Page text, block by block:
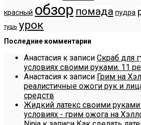
красный обзор помада пудра
тушь урок
Последние комментарии
Анастасия к записи Скраб для
условиях своими руками. 11
Анастасия к записи Грим на
реалистичные ожоги рук и
средств
Жидкий латекс своими
условиях - грим ожога на